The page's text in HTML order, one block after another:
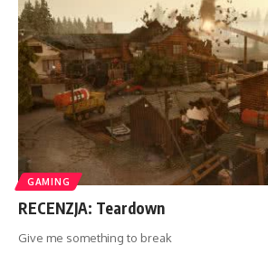
GAMING
RECENZJA: Teardown
Give me something to break